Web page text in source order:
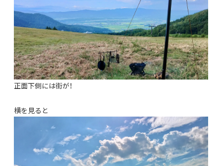
正面下側には街が！
横を見ると